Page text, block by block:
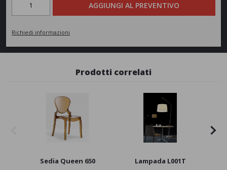
AGGIUNGI AL PREVENTIVO
Richiedi informazioni
Prodotti correlati
Sedia Queen 650 Lampada L001T